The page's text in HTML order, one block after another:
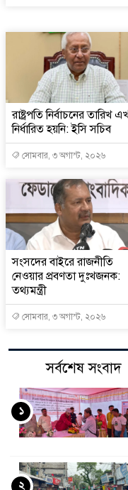
রাষ্ট্রপতি নির্বাচনের তারিখ
নির্ধারিত হয়নি: ইসি সচিব
সোমবার, ৩ অগাস্ট, ২০২৬
সংসদের বাইরে রাজনীতি
নেওয়ার প্রবণতা দুঃখজনক:
তথ্যমন্ত্রী
সোমবার, ৩ অগাস্ট, ২০২৬
সর্বশেষ সংবাদ
১
২